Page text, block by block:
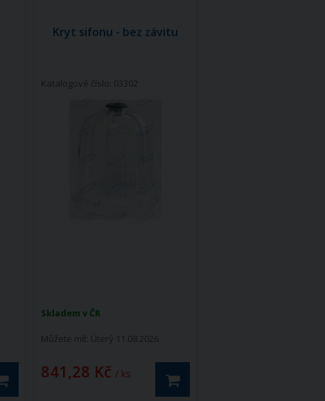
Kryt sifonu - bez závitu
Katalogové číslo: 03302
Skladem v ČR
Můžete mít: Úterý 11.08.2026
841,28 Kč / ks